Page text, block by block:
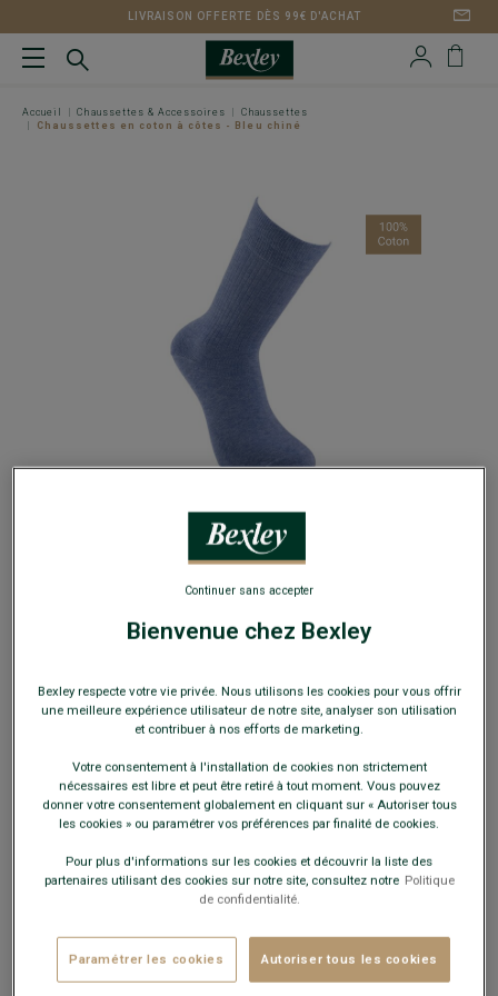
LIVRAISON OFFERTE DÈS 99€ D'ACHAT
Accueil Chaussettes & Accessoires
Chaussettes
Chaussettes en coton à côtes - Bleu chiné
100% coton, confortables et respirantes, avec finition côtelée
25€4 paires au choix
35€7 paires au choix
Payez en plusieurs fois dès 199€ d'achat
Bienvenue chez Bexley
Bexley respecte votre vie privée. Nous utilisons les cookies pour vous offrir
une meilleure expérience utilisateur de notre site, analyser son utilisation
et contribuer à nos efforts de marketing.
Votre consentement à l'installation de cookies non strictement
nécessaires est libre et peut être retiré à tout moment. Vous pouvez
donner votre consentement globalement en cliquant sur « Autoriser tous
les cookies » ou paramétrer vos préférences par finalité de cookies.
Pour plus d'informations sur les cookies et découvrir la liste des
partenaires utilisant des cookies sur notre site, consultez notre Politique
de confidentialité.
Paramétrer les cookies Autoriser tous les cookies
Continuer sans accepter